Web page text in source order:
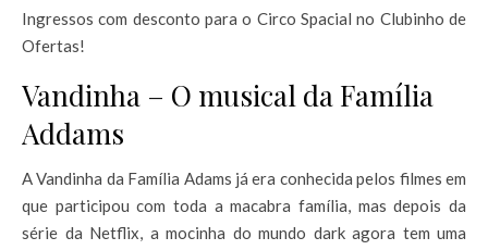
Ingressos com desconto para o Circo Spacial no Clubinho de
Ofertas!
Vandinha – O musical da Família
Addams
A Vandinha da Família Adams já era conhecida pelos filmes em
que participou com toda a macabra família, mas depois da
série da Netflix, a mocinha do mundo dark agora tem uma